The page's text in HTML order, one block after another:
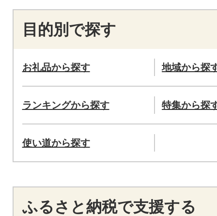
目的別で探す
お礼品から探す 地域から探
ランキングから探す 特集から探
使い道から探す
ふるさと納税で支援する